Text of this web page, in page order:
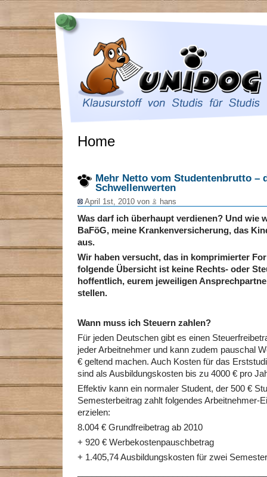
Home
Mehr Netto vom Studentenbrutto –
Schwellenwerten
April 1st, 2010 von hans
Was darf ich überhaupt verdienen? Und wie
BaFöG, meine Krankenversicherung, das
aus.
Wir haben versucht, das in komprimierter
folgende Übersicht ist keine Rechts- oder
hoffentlich, eurem jeweiligen
stellen.
Wann muss ich Steuern zahlen?
Für jeden Deutschen gibt es einen
jeder Arbeitnehmer und kann zudem pauschal
€ geltend machen. Auch Kosten für das
sind als Ausbildungskosten bis zu 4000 € pro
Effektiv kann ein normaler Student, der 500 €
Semesterbeitrag zahlt folgendes Arbeitnehmer-
erzielen:
8.004 € Grundfreibetrag ab 2010
+ 920 € Werbekostenpauschbetrag
+ 1.405,74 Ausbildungskosten für zwei Semester